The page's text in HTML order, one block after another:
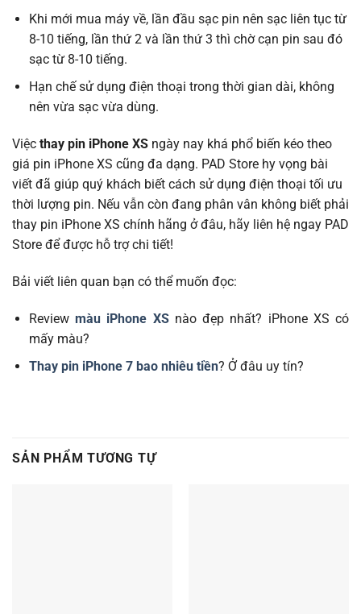
Khi mới mua máy về, lần đầu sạc pin nên sạc liên tục từ
8-10 tiếng, lần thứ 2 và lần thứ 3 thì chờ cạn pin sau đó
sạc từ 8-10 tiếng.
Hạn chế sử dụng điện thoại trong thời gian dài, không
nên vừa sạc vừa dùng.
Việc thay pin iPhone XS ngày nay khá phổ biến kéo theo
giá pin iPhone XS cũng đa dạng. PAD Store hy vọng bài
viết đã giúp quý khách biết cách sử dụng điện thoại tối ưu
thời lượng pin. Nếu vẫn còn đang phân vân không biết phải
thay pin iPhone XS chính hãng ở đâu, hãy liên hệ ngay PAD
Store để được hỗ trợ chi tiết!
Bải viết liên quan bạn có thể muốn đọc:
Reviewmàu iPhone XSnào đẹp nhất? iPhone XS có
mấy màu?
Thay pin iPhone 7 bao nhiêu tiền? Ở đâu uy tín?
SẢN PHẨM TƯƠNG TỰ